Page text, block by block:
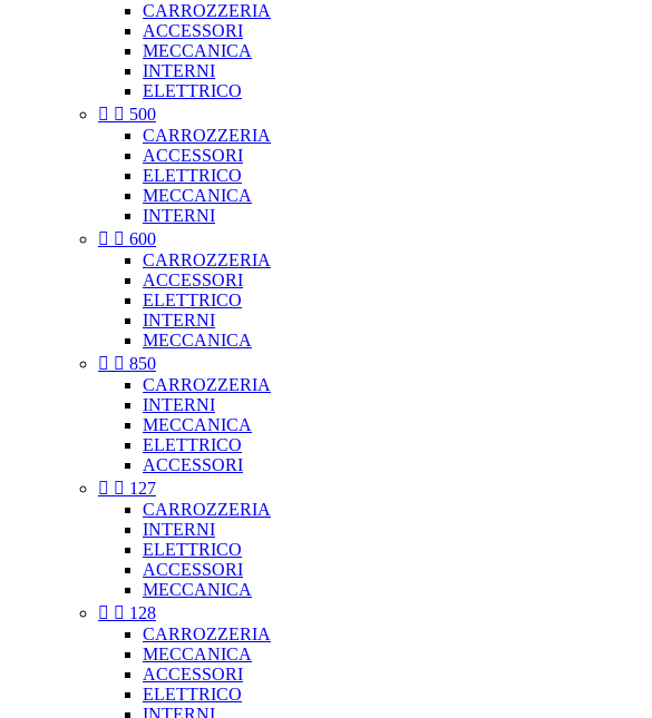
CARROZZERIA
ACCESSORI
MECCANICA
INTERNI
ELETTRICO
  500
CARROZZERIA
ACCESSORI
ELETTRICO
MECCANICA
INTERNI
  600
CARROZZERIA
ACCESSORI
ELETTRICO
INTERNI
MECCANICA
  850
CARROZZERIA
INTERNI
MECCANICA
ELETTRICO
ACCESSORI
  127
CARROZZERIA
INTERNI
ELETTRICO
ACCESSORI
MECCANICA
  128
CARROZZERIA
MECCANICA
ACCESSORI
ELETTRICO
INTERNI